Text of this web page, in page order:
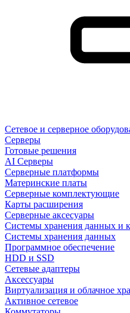
Сетевое и серверное
Cерверы
Готовые решения
AI Серверы
Серверные платформы
Материнские платы
Серверные комплектующие
Карты расширения
Серверные аксесуары
Системы хранения данных и
Системы хранения данных
Программное обеспечение
HDD и SSD
Сетевые адаптеры
Аксессуары
Виртуализация и облачное
Активное сетевое